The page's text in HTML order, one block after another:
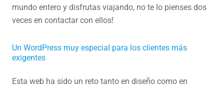
mundo entero y disfrutas viajando, no te lo pienses dos
veces en contactar con ellos!
Un WordPress muy especial para los clientes más
exigentes
Esta web ha sido un reto tanto en diseño como en